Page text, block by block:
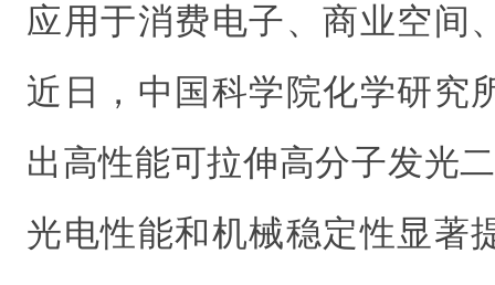
应用于消费电子、商业空间
近日，中国科学院化学研究
出高性能可拉伸高分子发光
光电性能和机械稳定性显著